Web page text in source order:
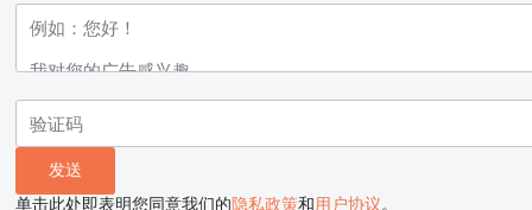
单击此处即表明您同意我们的隐私政策和用户协议。